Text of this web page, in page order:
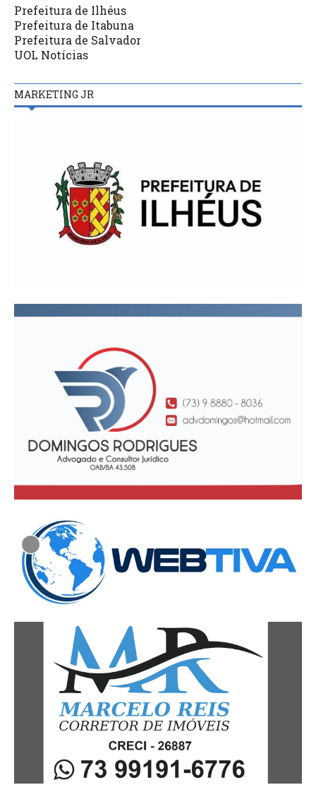
Prefeitura de Ilhéus
Prefeitura de Itabuna
Prefeitura de Salvador
UOL Notícias
MARKETING JR